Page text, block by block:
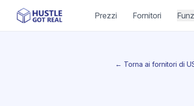
Prezzi Fornitori
← Torna ai fornitori di